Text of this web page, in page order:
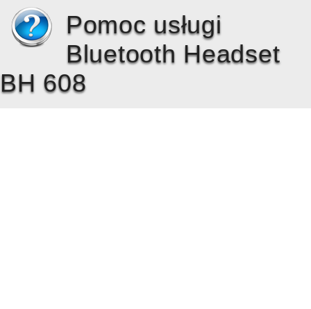
Pomoc usługi
Bluetooth Headset
BH 608